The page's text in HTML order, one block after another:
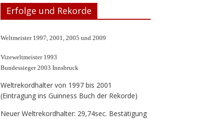
Erfolge und Rekorde
Weltmeister 1997, 2001, 2005 und 2009
Vizeweltmeister 1993
Bundessieger 2003 Innsbruck
Weltrekordhalter von 1997 bis 2001
(Eintragung ins Guinness Buch der Rekorde)
Neuer Weltrekordhalter: 29,74sec. Bestätigung